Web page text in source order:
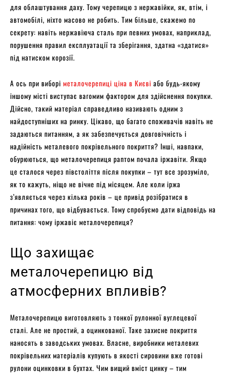
для облаштування даху. Тому черепицю з нержавійки, як, втім, і
автомобілі, ніхто масово не робить. Тим більше, скажемо по
секрету: навіть нержавіюча сталь при певних умовах, наприклад,
порушення правил експлуатації та зберігання, здатна «здатися»
під натиском корозії.
А ось при виборі металочерепиці ціна в Києві або будь-якому
іншому місті виступає вагомим фактором для здійснення покупки.
Дійсно, такий матеріал справедливо називають одним з
найдоступніших на ринку. Цікаво, що багато споживачів навіть не
задаються питанням, а як забезпечується довговічність і
надійність металевого покрівельного покриття? Інші, навпаки,
обурюються, що металочерепиця раптом почала іржавіти. Якщо
це сталося через півстоліття після покупки – тут все зрозуміло,
як то кажуть, ніщо не вічне під місяцем. Але коли іржа
з’являється через кілька років – це привід розібратися в
причинах того, що відбувається. Тому спробуємо дати відповідь на
питання: чому іржавіє металочерепиця?
Що захищає
металочерепицю від
атмосферних впливів?
Металочерепицю виготовляють з тонкої рулонної вуглецевої
сталі. Але не простий, а оцинкованої. Таке захисне покриття
наносять в заводських умовах. Власне, виробники металевих
покрівельних матеріалів купують в якості сировини вже готові
рулони оцинковки в бухтах. Чим вищий вміст цинку – тим